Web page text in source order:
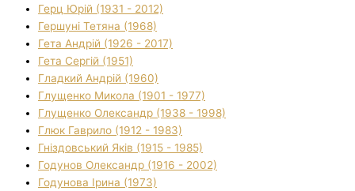
Герц Юрій (1931 - 2012)
Гершуні Тетяна (1968)
Гета Андрій (1926 - 2017)
Гета Сергій (1951)
Гладкий Андрій (1960)
Глущенко Микола (1901 - 1977)
Глущенко Олександр (1938 - 1998)
Глюк Гаврило (1912 - 1983)
Гніздовський Яків (1915 - 1985)
Годунов Олександр (1916 - 2002)
Годунова Ірина (1973)